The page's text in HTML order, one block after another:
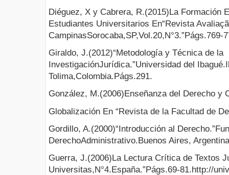
Diéguez, X y Cabrera, R.(2015)La Formación
Estudiantes Universitarios En“Revista
CampinasSorocaba,SP,Vol.20,N°3.”Págs.769-
Giraldo, J.(2012)“Metodología y Técnica de la
InvestigaciónJurídica.”Universidad del
Tolima,Colombia.Págs.291.
González, M.(2006)Enseñanza del Derecho y
Globalización En “Revista de la Facultad de
Gordillo, A.(2000)“Introducción al
DerechoAdministrativo.Buenos Aires,
Guerra, J.(2006)La Lectura Crítica de Textos
Universitas,N°4.España.”Págs.69-81.http://